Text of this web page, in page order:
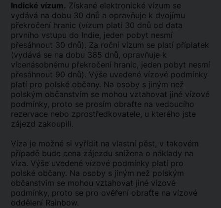
Indické vízum. Získané elektronické vízum se
vydává na dobu 30 dnů a opravňuje k dvojímu
překročení hranic (vízum platí 30 dnů od data
prvního vstupu do Indie, jeden pobyt nesmí
přesáhnout 30 dnů). Za roční vízum se platí příplatek
(vydává se na dobu 365 dnů, opravňuje k
vícenásobnému překročení hranic, jeden pobyt nesmí
přesáhnout 90 dnů). Výše uvedené vízové podmínky
platí pro polské občany. Na osoby s jiným než
polským občanstvím se mohou vztahovat jiné vízové
podmínky, proto se prosím obraťte na vedoucího
rezervace nebo zprostředkovatele, u kterého jste
zájezd zakoupili.
Víza je možné si vyřídit na vlastní pěst, v takovém
případě bude cena zájezdu snížena o náklady na
víza. Výše uvedené vízové podmínky platí pro
polské občany. Na osoby s jiným než polským
občanstvím se mohou vztahovat jiné vízové
podmínky, proto se pro ověření obraťte na vízové
oddělení Rainbow.